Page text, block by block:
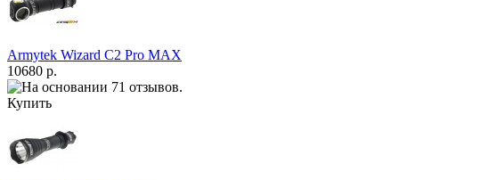
Armytek Wizard С2 Pro MAX
10680 р.
Купить